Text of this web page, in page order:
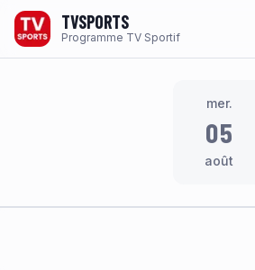
TVSPORTS
Programme TV Sportif
mer.
05
août